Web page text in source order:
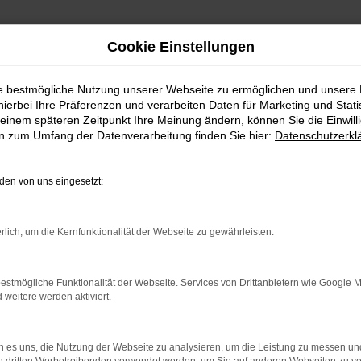
kaufen |
eine Empfehlung von
gerne eine VW Tageszulassung und damit die günstigste
sein könnte. Der Name VW Tageszulassung bedeutet, dass
Gebrauchtwagen geschaffen, wodurch wir hinsichtlich der
Autohändler gerne zur VW Tageszulassung greifen.
Preis angeboten.
Cookie Einstellungen
bestmögliche Nutzung unserer Webseite zu ermöglichen und unsere
Ihre Präferenzen und verarbeiten Daten für Marketing und
späteren Zeitpunkt Ihre Meinung ändern, können Sie die
zum Umfang der Datenverarbeitung finden Sie hier:
von uns eingesetzt:
um die Kernfunktionalität der Webseite zu gewährleisten.
Funktionalität der Webseite. Services von Drittanbietern wie Google
weitere werden aktiviert.
es uns, die Nutzung der Webseite zu analysieren, um die Leistung zu messen